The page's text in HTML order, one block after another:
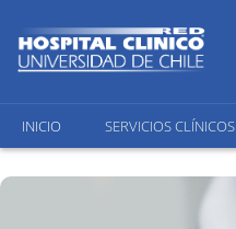
INICIO SERVICIOS CLÍNICOS